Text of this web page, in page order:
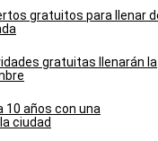
gratuitos para llenar
gratuitas llenarán la
10 años con una
ciudad